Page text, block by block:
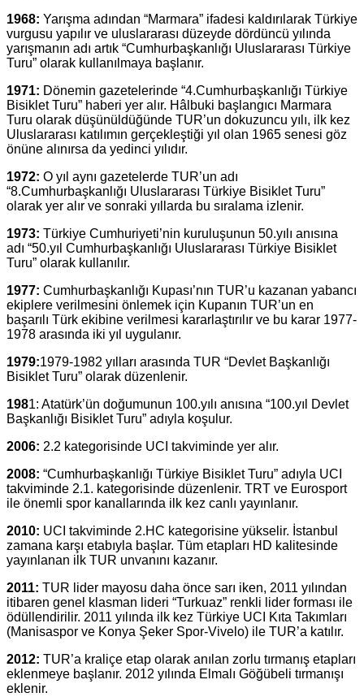
1968: Yarışma adından “Marmara” ifadesi kaldırılarak Türkiye
vurgusu yapılır ve uluslararası düzeyde dördüncü yılında
yarışmanın adı artık “Cumhurbaşkanlığı Uluslararası Türkiye
Turu” olarak kullanılmaya başlanır.
1971: Dönemin gazetelerinde “4.Cumhurbaşkanlığı Türkiye
Bisiklet Turu” haberi yer alır. Hâlbuki başlangıcı Marmara
Turu olarak düşünüldüğünde TUR’un dokuzuncu yılı, ilk kez
Uluslararası katılımın gerçekleştiği yıl olan 1965 senesi göz
önüne alınırsa da yedinci yılıdır.
1972: O yıl aynı gazetelerde TUR’un adı
“8.Cumhurbaşkanlığı Uluslararası Türkiye Bisiklet Turu”
olarak yer alır ve sonraki yıllarda bu sıralama izlenir.
1973: Türkiye Cumhuriyeti’nin kuruluşunun 50.yılı anısına
adı “50.yıl Cumhurbaşkanlığı Uluslararası Türkiye Bisiklet
Turu” olarak kullanılır.
1977: Cumhurbaşkanlığı Kupası’nın TUR’u kazanan yabancı
ekiplere verilmesini önlemek için Kupanın TUR’un en
başarılı Türk ekibine verilmesi kararlaştırılır ve bu karar 1977-
1978 arasında iki yıl uygulanır.
1979:1979-1982 yılları arasında TUR “Devlet Başkanlığı
Bisiklet Turu” olarak düzenlenir.
1981: Atatürk’ün doğumunun 100.yılı anısına “100.yıl Devlet
Başkanlığı Bisiklet Turu” adıyla koşulur.
2006: 2.2 kategorisinde UCI takviminde yer alır.
2008: “Cumhurbaşkanlığı Türkiye Bisiklet Turu” adıyla UCI
takviminde 2.1. kategorisinde düzenlenir. TRT ve Eurosport
ile önemli spor kanallarında ilk kez canlı yayınlanır.
2010: UCI takviminde 2.HC kategorisine yükselir. İstanbul
zamana karşı etabıyla başlar. Tüm etapları HD kalitesinde
yayınlanan ilk TUR unvanını kazanır.
2011: TUR lider mayosu daha önce sarı iken, 2011 yılından
itibaren genel klasman lideri “Turkuaz” renkli lider forması ile
ödüllendirilir. 2011 yılında ilk kez Türkiye UCI Kıta Takımları
(Manisaspor ve Konya Şeker Spor-Vivelo) ile TUR’a katılır.
2012: TUR’a kraliçe etap olarak anılan zorlu tırmanış etapları
eklenmeye başlanır. 2012 yılında Elmalı Göğübeli tırmanışı
eklenir.